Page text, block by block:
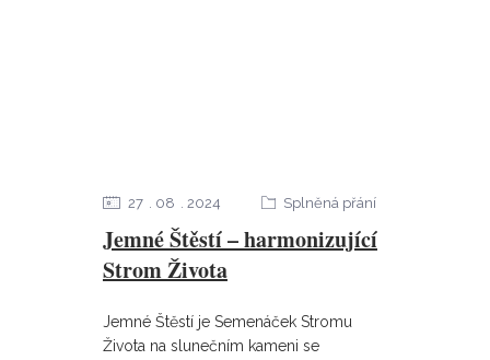
Jemné Štěstí – harmonizující
Strom Života
27 08 2024 Splněná přání
Jemné Štěstí je Semenáček Stromu
Života na slunečním kameni se